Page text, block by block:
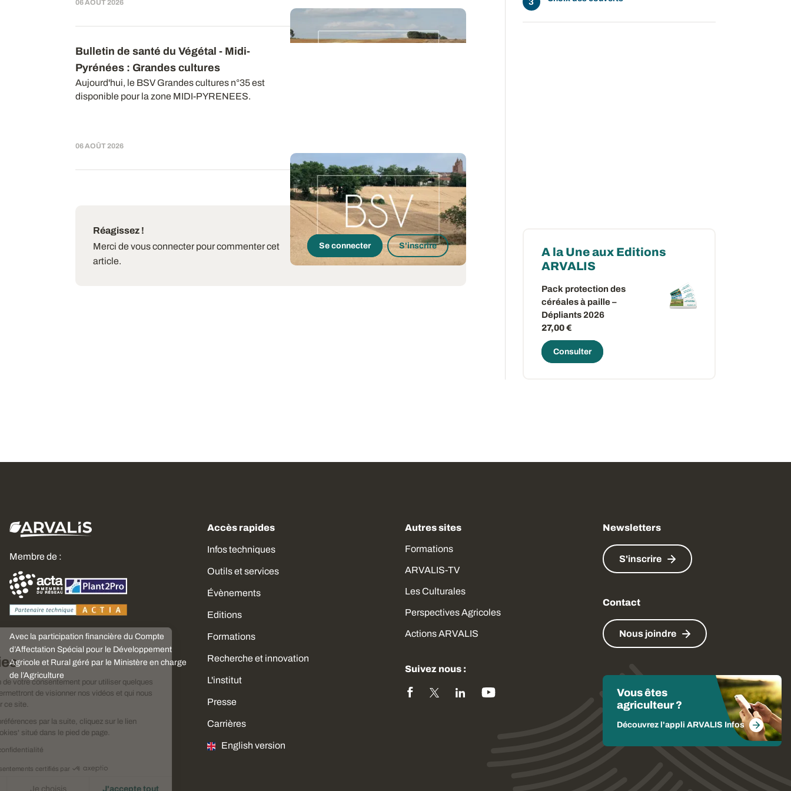
Choisissez
vos cookies
Nous avons besoin de votre consentement pour utiliser quelques
cookies qui vous permettront de visionner nos vidéos et qui nous
aideront à améliorer ce site.
Pour modifier vos préférences par la suite, cliquez sur le lien
'Préférences de cookies' situé dans le pied de page.
Lire la politique de confidentialité
Consentements certifiés par
Je refuse Je choisis
06 AOÛT 2026
Bulletin de santé du Végétal - Midi-
Pyrénées : Grandes cultures
Aujourd'hui, le BSV Grandes cultures n°35 est
disponible pour la zone MIDI-PYRENEES.
06 AOÛT 2026
Réagissez !
Merci de vous connecter pour commenter cet
article.
Se connecter S'inscrire
A la Une aux Editions
ARVALIS
Pack protection des
céréales à paille –
Dépliants 2026
27,00 €
Consulter
Membre de :
Avec la participation financière du Compte
d’Affectation Spécial pour le Développement
Agricole et Rural géré par le Ministère en charge
de l’Agriculture
Accès rapides
Infos techniques
Outils et services
Évènements
Editions
Formations
Recherche et innovation
L'institut
Presse
Carrières
English version
Autres sites
Formations
ARVALIS-TV
Les Culturales
Perspectives Agricoles
Actions ARVALIS
Suivez nous :
Newsletters
S'inscrire
Contact
Nous joindre
Vous êtes
agriculteur ?
Découvrez l'appli ARVALIS Infos